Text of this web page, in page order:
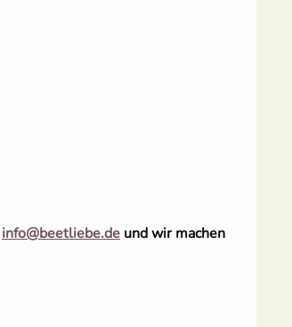
info@beetliebe.de und wir machen